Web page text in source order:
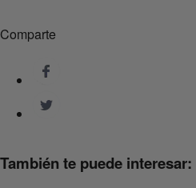
Comparte
También te puede interesar: